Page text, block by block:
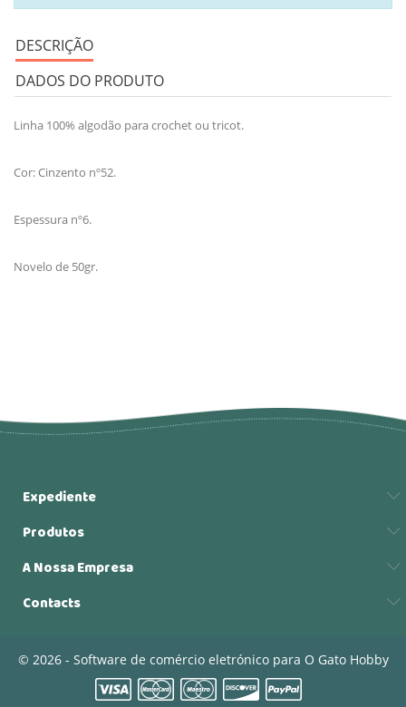
DESCRIÇÃO
DADOS DO PRODUTO
Linha 100% algodão para crochet ou tricot.
Cor: Cinzento nº52.
Espessura nº6.
Novelo de 50gr.
Expediente
Produtos
A Nossa Empresa
Contacts
© 2026 - Software de comércio eletrónico para O Gato Hobby